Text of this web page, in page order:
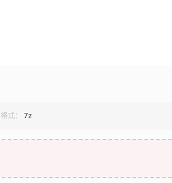
格式： 7z